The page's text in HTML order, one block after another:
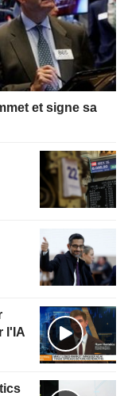
et signe sa
l'IA